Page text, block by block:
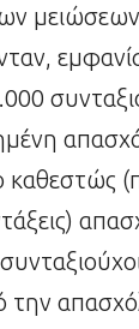
μειώσεων
την